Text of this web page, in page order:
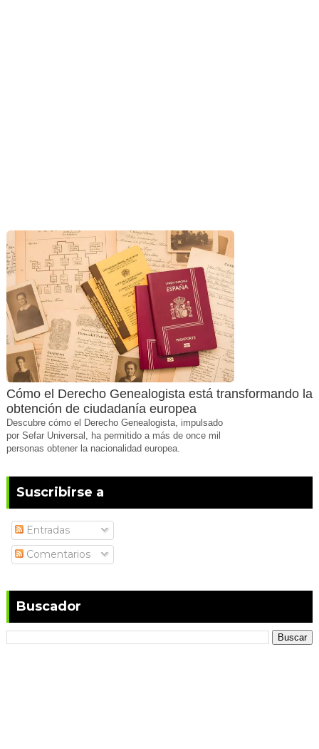
Cómo el Derecho Genealogista está transformando la
obtención de ciudadanía europea
Descubre cómo el Derecho Genealogista, impulsado
por Sefar Universal, ha permitido a más de once mil
personas obtener la nacionalidad europea.
Suscribirse a
Entradas
Comentarios
Buscador